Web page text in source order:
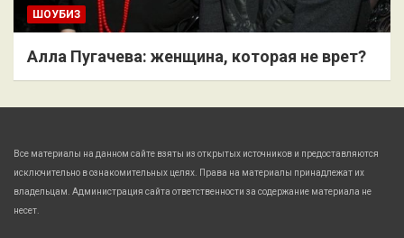
ШОУБИЗ
Алла Пугачева: женщина, которая не врет?
Все материалы на данном сайте взяты из открытых источников и предоставляются
исключительно в ознакомительных целях. Права на материалы принадлежат их
владельцам. Администрация сайта ответственности за содержание материала не
несет.